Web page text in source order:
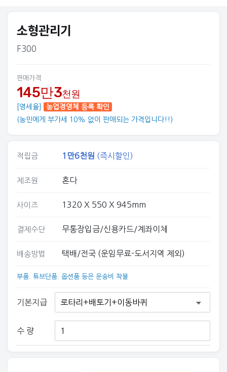
소형관리기
F300
판매가격
145만3천원
[영세율]
농업경영체 등록 확인
(농민에게 부가세 10% 없이 판매되는 가격입니다!!)
적립금 1만6천원 (즉시할인)
제조원 혼다
사이즈 1320 X 550 X 945mm
결제수단 무통장입금/신용카드/계좌이체
배송방법 택배/전국 (운임무료-도서지역 제외)
부품. 튜브단품. 옵션품 등은 운송비 착불
기본지급
수 량